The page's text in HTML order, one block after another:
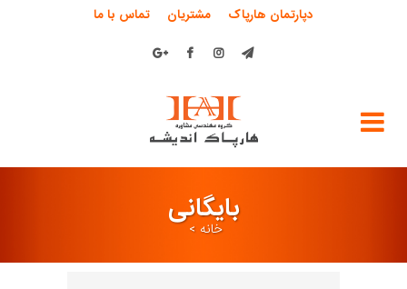
دپارتمان هارپاک مشتریان تماس با ما
بایگانی
خانه >